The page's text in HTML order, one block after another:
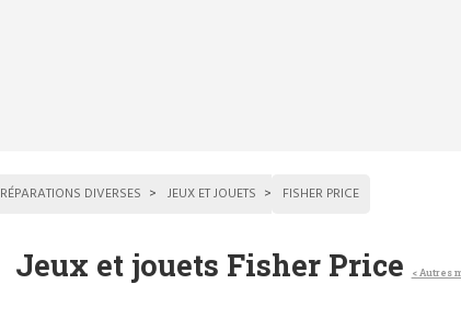
RÉPARATIONS DIVERSES JEUX ET JOUETS FISHER PRICE
Jeux et jouets Fisher Price < Autres